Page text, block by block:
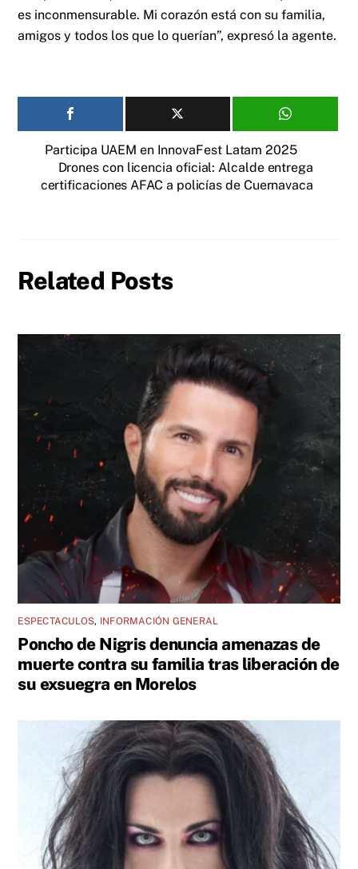
es inconmensurable. Mi corazón está con su familia,
amigos y todos los que lo querían”, expresó la agente.
Participa UAEM en InnovaFest Latam 2025
Drones con licencia oficial: Alcalde entrega
certificaciones AFAC a policías de Cuernavaca
Related Posts
ESPECTACULOS, INFORMACIÓN GENERAL
Poncho de Nigris denuncia amenazas de
muerte contra su familia tras liberación de
su exsuegra en Morelos